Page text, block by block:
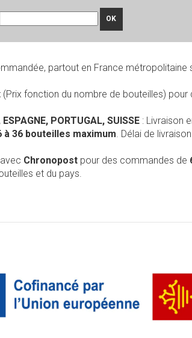
OK
partout en France métropolitaine
(Prix fonction du nombre de bouteilles)
PORTUGAL, SUISSE : Livraison
à 36 bouteilles maximum. Délai de
Chronopost pour des commandes de
et du pays.